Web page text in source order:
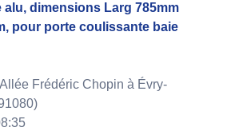
alu, dimensions Larg 785mm
pour porte coulissante baie
Frédéric Chopin à Évry-